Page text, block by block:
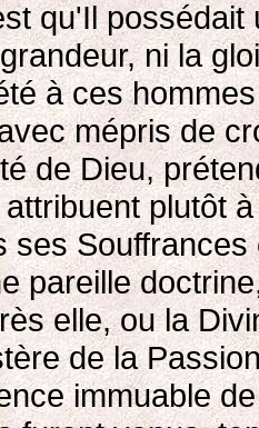
qu'Il
ni la
à ces
mépris de
de Dieu,
plutôt
ses
pareille
elle, ou la
de la
immuable